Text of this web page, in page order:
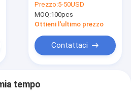
distribuzione
d'acciaio di MCB,
contenitore di
miniatura
Prezzo:5-50USD
MOQ:100pcs
Ottieni l'ultimo prezzo
Contattaci
tempo